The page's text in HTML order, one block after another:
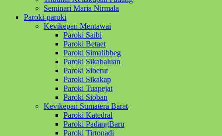
Seminari Maria Nirmala
Paroki-paroki
Kevikepan Mentawai
Paroki Saibi
Paroki Betaet
Paroki Simalibbeg
Paroki Sikabaluan
Paroki Siberut
Paroki Sikakap
Paroki Tuapejat
Paroki Sioban
Kevikepan Sumatera Barat
Paroki Katedral
Paroki PadangBaru
Paroki Tirtonadi